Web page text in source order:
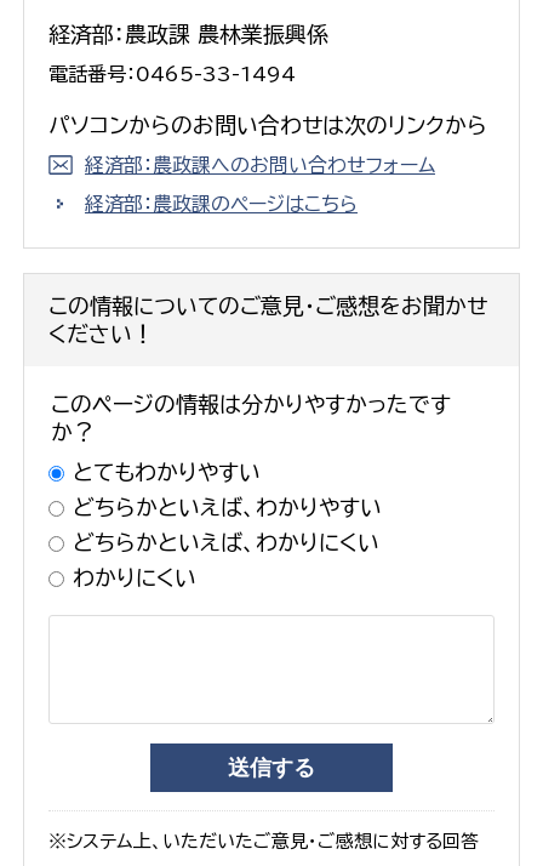
経済部：農政課 農林業振興係
電話番号：0465-33-1494
パソコンからのお問い合わせは次のリンクから
経済部：農政課へのお問い合わせフォーム
経済部：農政課のページはこちら
この情報についてのご意見・ご感想をお聞かせ
ください！
このページの情報は分かりやすかったです
か？
とてもわかりやすい
どちらかといえば、わかりやすい
どちらかといえば、わかりにくい
わかりにくい
※システム上、いただいたご意見・ご感想に対する回答